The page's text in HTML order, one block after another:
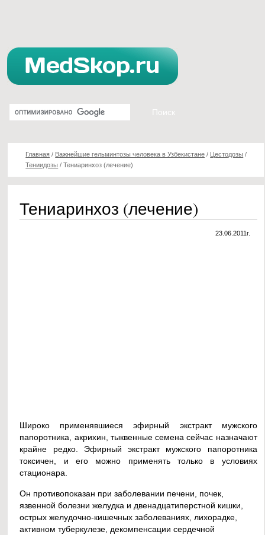
Главная / Важнейшие гельминтозы человека в Узбекистане / Цестодозы /
Тениидозы /Тениаринхоз (лечение)
Тениаринхоз (лечение)
23.06.2011г.
Широко применявшиеся эфирный экстракт мужского
папоротника, акрихин, тыквенные семена сейчас назначают
крайне редко. Эфирный экстракт мужского папоротника
токсичен, и его можно применять только в условиях
стационара.
Он противопоказан при заболевании печени, почек,
язвенной болезни желудка и двенадцатиперстной кишки,
острых желудочно-кишечных заболеваниях, лихорадке,
активном туберкулезе, декомпенсации сердечной